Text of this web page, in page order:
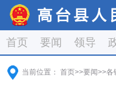
首页 要闻 领导
当前位置： 首页>>要闻>>各